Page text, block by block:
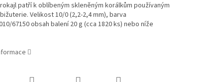
patří k oblíbeným skleněným korálkům používaným
Velikost 10/0 (2,2-2,4 mm), barva
67150 obsah balení 20 g (cca 1820 ks) nebo níže